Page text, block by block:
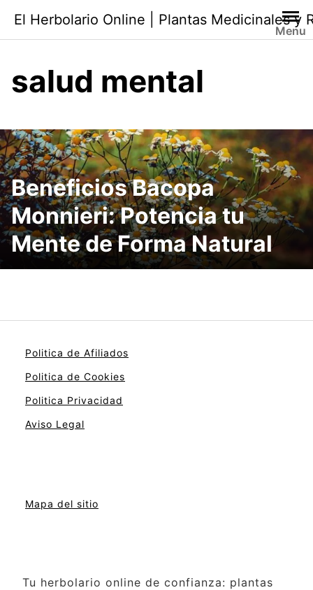
contenido
El Herbolario Online | Plantas Medicinales y
Menu
salud mental
Beneficios Bacopa
Monnieri: Potencia tu
Mente de Forma Natural
Politica de Afiliados
Politica de Cookies
Politica Privacidad
Aviso Legal
Mapa del sitio
Tu herbolario online de confianza: plantas